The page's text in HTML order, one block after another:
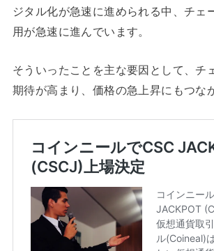
ジタル化が急速に進められる中、チェ
用が急速に進んでいます。
そういったことを主な要因として、チ
期待が高まり、価格の急上昇にもつな